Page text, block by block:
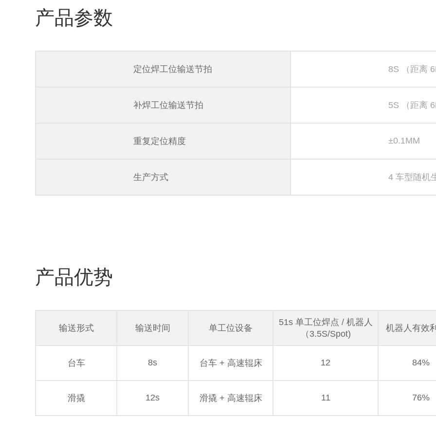
产品参数
定位焊工位输送节拍 8S （距离
补焊工位输送节拍 5S （距离
重复定位精度 ±0.1MM
生产方式 4 车型随机
产品优势
输送形式 输送时间 单工位设备
51s 单工位焊点 / 机器人
（3.5S/Spot)
机器人有效
台车 8s 台车 + 高速辊床 12 84%
滑撬 12s 滑撬 + 高速辊床 11 76%